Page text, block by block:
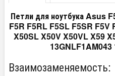
Петли для ноутбука Asus
F5R F5RL F5SL F5SR F5V
X50SL X50V X50VL X59
Взаимозаменяемость: